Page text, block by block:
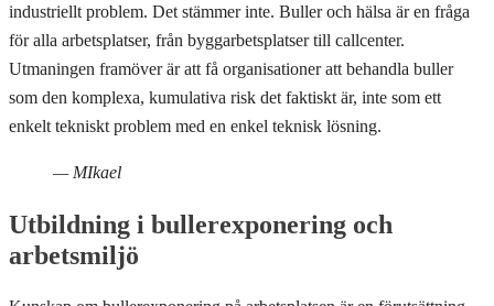
industriellt problem. Det stämmer inte. Buller och hälsa är en fråga
för alla arbetsplatser, från byggarbetsplatser till callcenter.
Utmaningen framöver är att få organisationer att behandla buller
som den komplexa, kumulativa risk det faktiskt är, inte som ett
enkelt tekniskt problem med en enkel teknisk lösning.
— MIkael
Utbildning i bullerexponering och
arbetsmiljö